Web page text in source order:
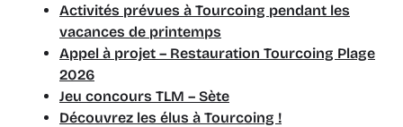
Activités prévues à Tourcoing pendant les
vacances de printemps
Appel à projet – Restauration Tourcoing Plage
2026
Jeu concours TLM – Sète
Découvrez les élus à Tourcoing !